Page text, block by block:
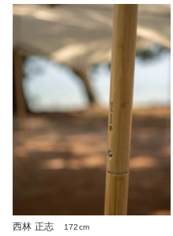
西林 正志
172cm